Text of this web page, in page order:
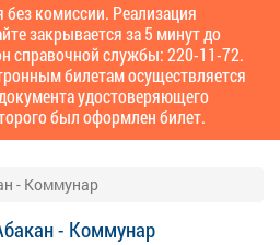
комиссии. Реализация
закрывается за 5 минут до
справочной службы: 220-11-72.
билетам осуществляется
удостоверяющего
был оформлен билет.
- Коммунар
- Коммунар